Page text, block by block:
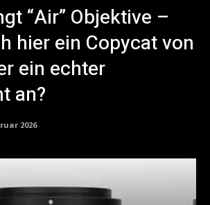
“Air” Objektive –
hier ein Copycat von
ein echter
an?
2026